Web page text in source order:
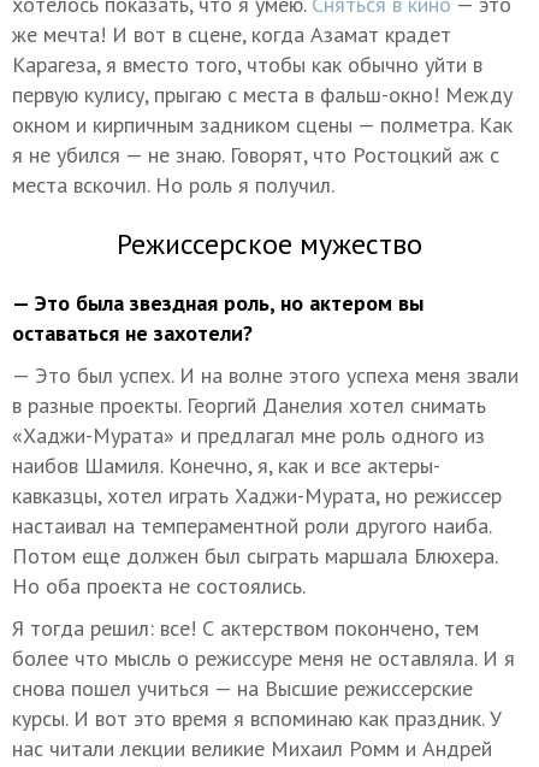
же мечта! И вот в сцене, когда Азамат крадет
Карагеза, я вместо того, чтобы как обычно уйти в
первую кулису, прыгаю с места в фальш-окно! Между
окном и кирпичным задником сцены — полметра. Как
я не убился — не знаю. Говорят, что Ростоцкий аж с
места вскочил. Но роль я получил.
Режиссерское мужество
— Это была звездная роль, но актером вы
оставаться не захотели?
— Это был успех. И на волне этого успеха меня звали
в разные проекты. Георгий Данелия хотел снимать
«Хаджи-Мурата» и предлагал мне роль одного из
наибов Шамиля. Конечно, я, как и все актеры-
кавказцы, хотел играть Хаджи-Мурата, но режиссер
настаивал на темпераментной роли другого наиба.
Потом еще должен был сыграть маршала Блюхера.
Но оба проекта не состоялись.
Я тогда решил: все! С актерством покончено, тем
более что мысль о режиссуре меня не оставляла. И я
снова пошел учиться — на Высшие режиссерские
курсы. И вот это время я вспоминаю как праздник. У
нас читали лекции великие Михаил Ромм и Андрей